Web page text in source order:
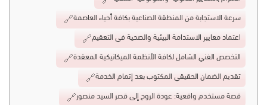
سرعة الاستجابة من المنطقة الصناعية بكافة أحياء العاصمة
اعتماد معايير الاستدامة البيئية والصحية في التعقيم
التخصص الفني الشامل لكافة الأنظمة الميكانيكية المعقدة
تقديم الضمان الحقيقي المكتوب بعد إتمام الخدمة
قصة مستخدم واقعية: عودة الروح إلى قصر السيد منصور